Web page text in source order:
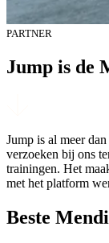
PARTNER
Jump is de
Jump is al meer
verzoeken bij ons
trainingen. Het
met het platform
Beste